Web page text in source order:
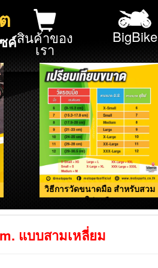
ค์สินค้าของ
เรา
BigBike
วิธีการวัดขนาดมือ สำหรับสวม
ใส่ถุงมือ
แบบสามเหลี่ยม